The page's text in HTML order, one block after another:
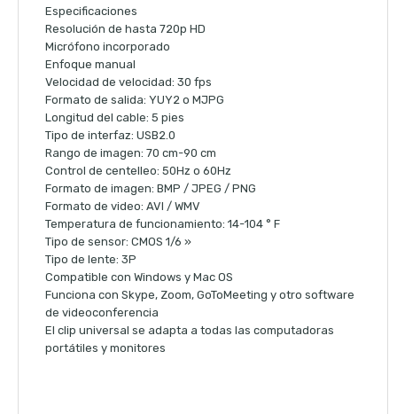
Especificaciones
Resolución de hasta 720p HD
Micrófono incorporado
Enfoque manual
Velocidad de velocidad: 30 fps
Formato de salida: YUY2 o MJPG
Longitud del cable: 5 pies
Tipo de interfaz: USB2.0
Rango de imagen: 70 cm-90 cm
Control de centelleo: 50Hz o 60Hz
Formato de imagen: BMP / JPEG / PNG
Formato de video: AVI / WMV
Temperatura de funcionamiento: 14-104 ° F
Tipo de sensor: CMOS 1/6 »
Tipo de lente: 3P
Compatible con Windows y Mac OS
Funciona con Skype, Zoom, GoToMeeting y otro software
de videoconferencia
El clip universal se adapta a todas las computadoras
portátiles y monitores